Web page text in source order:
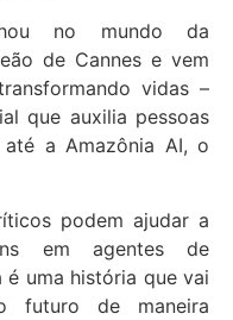
no mundo da
de Cannes e vem
vidas –
que auxilia pessoas
a Amazônia AI, o
podem ajudar a
em agentes de
é uma história que vai
futuro de maneira